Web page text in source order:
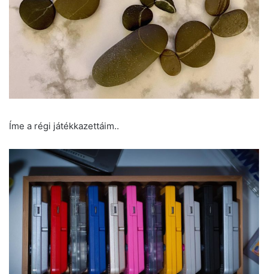
Íme a régi játékkazettáim..